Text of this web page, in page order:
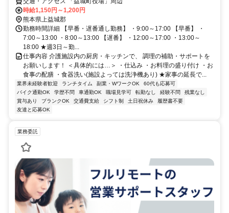
時給1,150円～1,200円
熊本県上益城郡
勤務時間詳細 【早番・遅番通し勤務】 ・9:00～17:00 【早番】 ・
7:00～13:00 ・8:00～13:00 【遅番】 ・12:00～17:00 ・13:00～
18:00 ★週3日～勤...
仕事内容 介護施設内の厨房・キッチンで、 調理の補助・サポートを
お願いします！ ＜具体的には…＞ ・仕込み ・お料理の盛り付け ・お
食事の配膳 ・食器洗い(施設よっては洗浄機あり) ★家事の延長で...
業界未経験者歓迎 ランチタイム 副業・WワークOK
60代も応募可
バイク通勤OK
学歴不問 車通勤OK 職場見学可 転勤なし 経験不問
残業なし
賞与あり
ブランクOK 交通費支給 シフト制 土日祝休み
履歴書不要
友達と応募OK
業務委託